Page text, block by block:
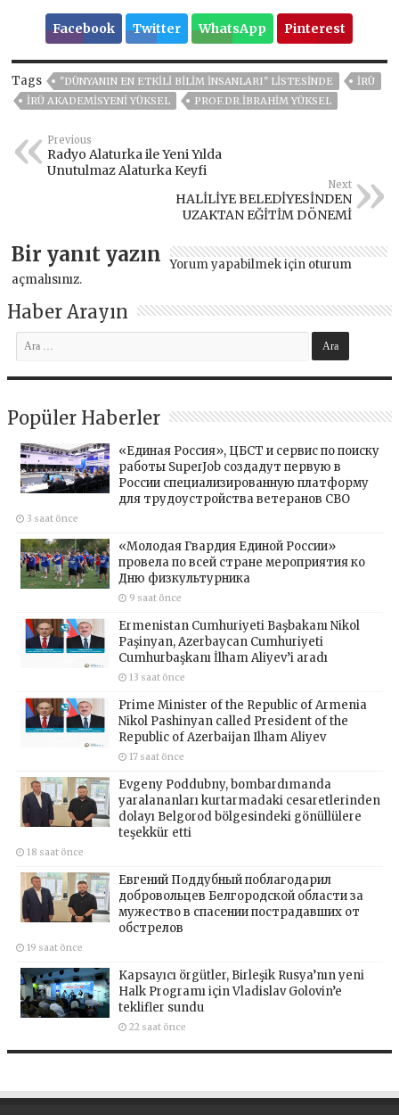
Facebook Twitter WhatsApp Pinterest
Tags "DÜNYANIN EN ETKILI BILIM INSANLARI" LISTESINDE
İRÜ
İRÜ AKADEMISYENI YÜKSEL
PROF.DR.İBRAHIM YÜKSEL
Previous
Radyo Alaturka ile Yeni Yılda
Unutulmaz Alaturka Keyfi
Next
HALİLİYE BELEDİYESİNDEN
UZAKTAN EĞİTİM DÖNEMİ
Bir yanıt yazın Yorum yapabilmek için oturum
açmalısınız.
Haber Arayın
Popüler Haberler
«Единая Россия», ЦБСТ и сервис по поиску
работы SuperJob создадут первую в
России специализированную платформу
для трудоустройства ветеранов СВО
3 saat önce
«Молодая Гвардия Единой России»
провела по всей стране мероприятия ко
Дню физкультурника
9 saat önce
Ermenistan Cumhuriyeti Başbakanı Nikol
Paşinyan, Azerbaycan Cumhuriyeti
Cumhurbaşkanı İlham Aliyev’i aradı
13 saat önce
Prime Minister of the Republic of Armenia
Nikol Pashinyan called President of the
Republic of Azerbaijan Ilham Aliyev
17 saat önce
Evgeny Poddubny, bombardımanda
yaralananları kurtarmadaki cesaretlerinden
dolayı Belgorod bölgesindeki gönüllülere
teşekkür etti
18 saat önce
Евгений Поддубный поблагодарил
добровольцев Белгородской области за
мужество в спасении пострадавших от
обстрелов
19 saat önce
Kapsayıcı örgütler, Birleşik Rusya’nın yeni
Halk Programı için Vladislav Golovin’e
teklifler sundu
22 saat önce